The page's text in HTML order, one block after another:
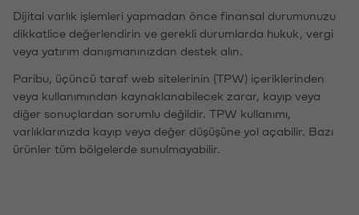
Dijital varlık işlemleri yapmadan önce finansal durumunuzu
dikkatlice değerlendirin ve gerekli durumlarda hukuk, vergi
veya yatırım danışmanınızdan destek alın.
Paribu, üçüncü taraf web sitelerinin (TPW) içeriklerinden
veya kullanımından kaynaklanabilecek zarar, kayıp veya
diğer sonuçlardan sorumlu değildir. TPW kullanımı,
varlıklarınızda kayıp veya değer düşüşüne yol açabilir. Bazı
ürünler tüm bölgelerde sunulmayabilir.